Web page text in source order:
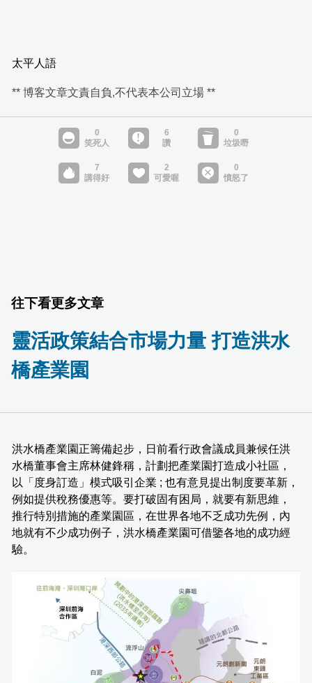
太平人語
** 博客文章文責自負,不代表本公司立場 **
往下看更多文章
靈活政策結合市場力量 打造洪水
橋產業園
洪水橋產業園正籌備起步，日前看行政會議成員兼候任洪
水橋董事會主席林健鋒稱，計劃把產業園打造成小社區，
以「度身訂造」模式吸引企業 ; 也有意見提出制度要革新，
例如提供稅務優惠等。要打破固有困局，就要有新思維，
推行特別措施的產業園區，在世界各地不乏成功先例，內
地就有不少成功例子，洪水橋產業園可借鑒各地的成功經
驗。